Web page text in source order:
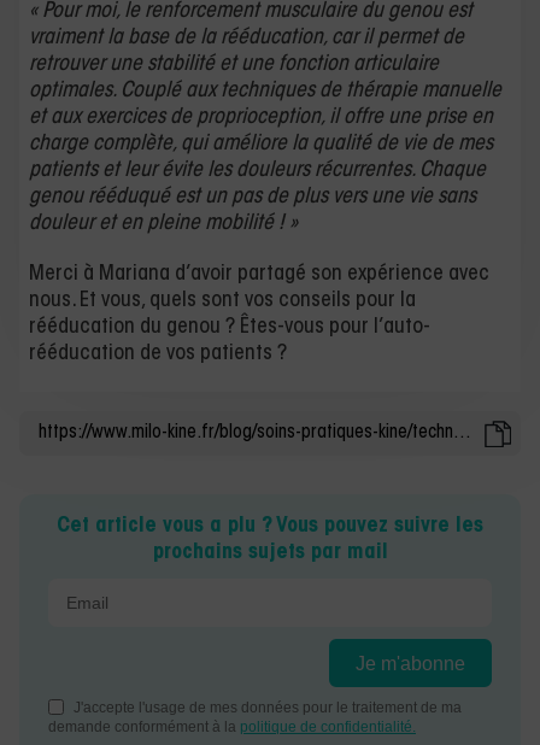
« Pour moi, le renforcement musculaire du genou est
vraiment la base de la rééducation, car il permet de
retrouver une stabilité et une fonction articulaire
optimales. Couplé aux techniques de thérapie manuelle
et aux exercices de proprioception, il offre une prise en
charge complète, qui améliore la qualité de vie de mes
patients et leur évite les douleurs récurrentes. Chaque
genou rééduqué est un pas de plus vers une vie sans
douleur et en pleine mobilité ! »
Merci à Mariana d’avoir partagé son expérience avec
nous. Et vous, quels sont vos conseils pour la
rééducation du genou ? Êtes-vous pour l’auto-
rééducation de vos patients ?
Cet article vous a plu ? Vous pouvez suivre les
prochains sujets par mail